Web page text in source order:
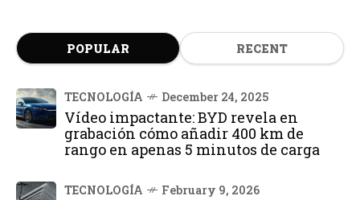
POPULAR RECENT
TECNOLOGÍA December 24, 2025
Vídeo impactante: BYD revela en
grabación cómo añadir 400 km de
rango en apenas 5 minutos de carga
TECNOLOGÍA February 9, 2026